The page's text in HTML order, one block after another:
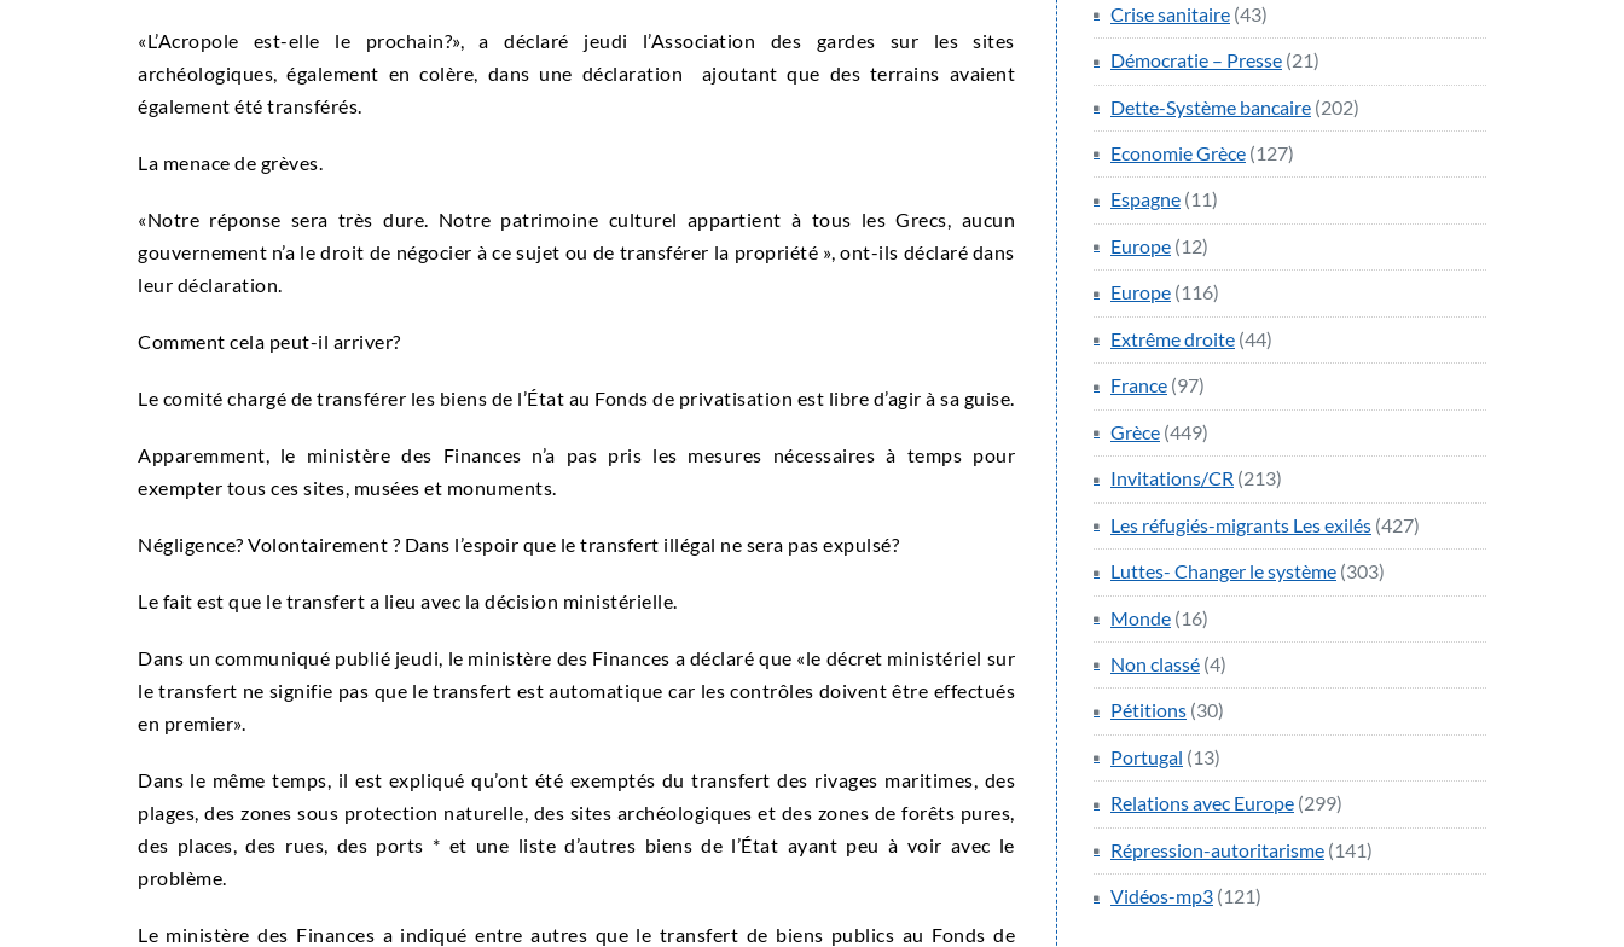
«L’Acropole est-elle le prochain?», a déclaré jeudi l’Association des gardes sur les sites
archéologiques,également en colère, dans une déclaration ajoutant que des terrains avaient
également été transférés.
La menace de grèves.
«Notre réponse sera très dure. Notre patrimoine culturel appartient à tous les Grecs, aucun
gouvernement n’a le droit de négocier à ce sujet ou de transférer la propriété », ont-ils déclaré dans
leur déclaration.
Comment cela peut-il arriver?
Le comité chargé de transférer les biens de l’État au Fonds de privatisation est libre d’agir à sa guise.
Apparemment, le ministère des Finances n’a pas pris les mesures nécessaires à temps pour
exempter tous ces sites, musées et monuments.
Négligence? Volontairement ? Dans l’espoir que le transfert illégal ne sera pas expulsé?
Le fait est que le transfert a lieu avec la décision ministérielle.
Dans un communiqué publié jeudi, le ministère des Finances a déclaré que «le décret ministériel sur
le transfert ne signifie pas que le transfert est automatique car les contrôles doivent être effectués
en premier».
Dans le même temps, il est expliqué qu’ont été exemptés du transfert des rivages maritimes, des
plages, des zones sous protection naturelle, des sites archéologiques et des zones de forêts pures,
des places, des rues, des ports * et une liste d’autres biens de l’État ayant peu à voir avec le
problème.
Le ministère des Finances a indiqué entre autres que le transfert de biens publics au Fonds de
Crise sanitaire (43)
Démocratie – Presse (21)
Dette-Système bancaire (202)
Economie Grèce (127)
Espagne (11)
Europe (12)
Europe (116)
Extrême droite (44)
France (97)
Grèce (449)
Invitations/CR (213)
Les réfugiés-migrants Les exilés (427)
Luttes- Changer le système (303)
Monde (16)
Non classé (4)
Pétitions (30)
Portugal (13)
Relations avec Europe (299)
Répression-autoritarisme (141)
Vidéos-mp3 (121)